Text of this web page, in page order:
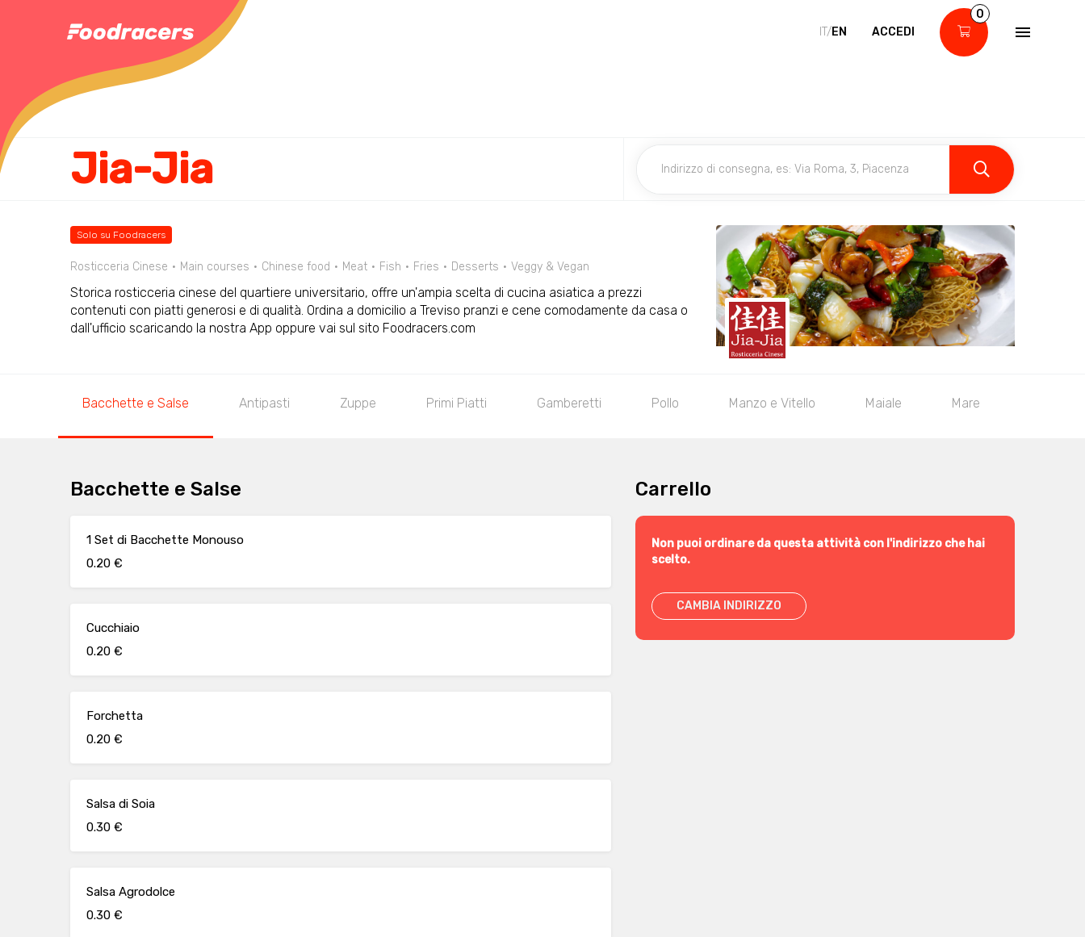
IT/EN ACCEDI
0
Jia-Jia
Solo su Foodracers
Rosticceria Cinese Main courses Chinese food Meat Fish Fries Desserts Veggy & Vegan
Storica rosticceria cinese del quartiere universitario, offre un'ampia scelta di cucina asiatica a prezzi
contenuti con piatti generosi e di qualità. Ordina a domicilio a Treviso pranzi e cene comodamente da casa o
dall'ufficio scaricando la nostra App oppure vai sul sito Foodracers.com
Bacchette e Salse Antipasti Zuppe Primi Piatti Gamberetti Pollo Manzo e Vitello Maiale Mare
Bacchette e Salse
1 Set di Bacchette Monouso
0.20 €
Cucchiaio
0.20 €
Forchetta
0.20 €
Salsa di Soia
0.30 €
Salsa Agrodolce
0.30 €
Carrello
Non puoi ordinare da questa attività con l'indirizzo che hai
scelto.
CAMBIA INDIRIZZO